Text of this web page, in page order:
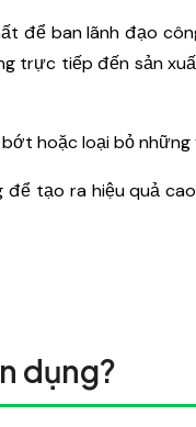
để ban lãnh đạo
trực tiếp đến sản
hoặc loại bỏ
để tạo ra hiệu quả
dụng?